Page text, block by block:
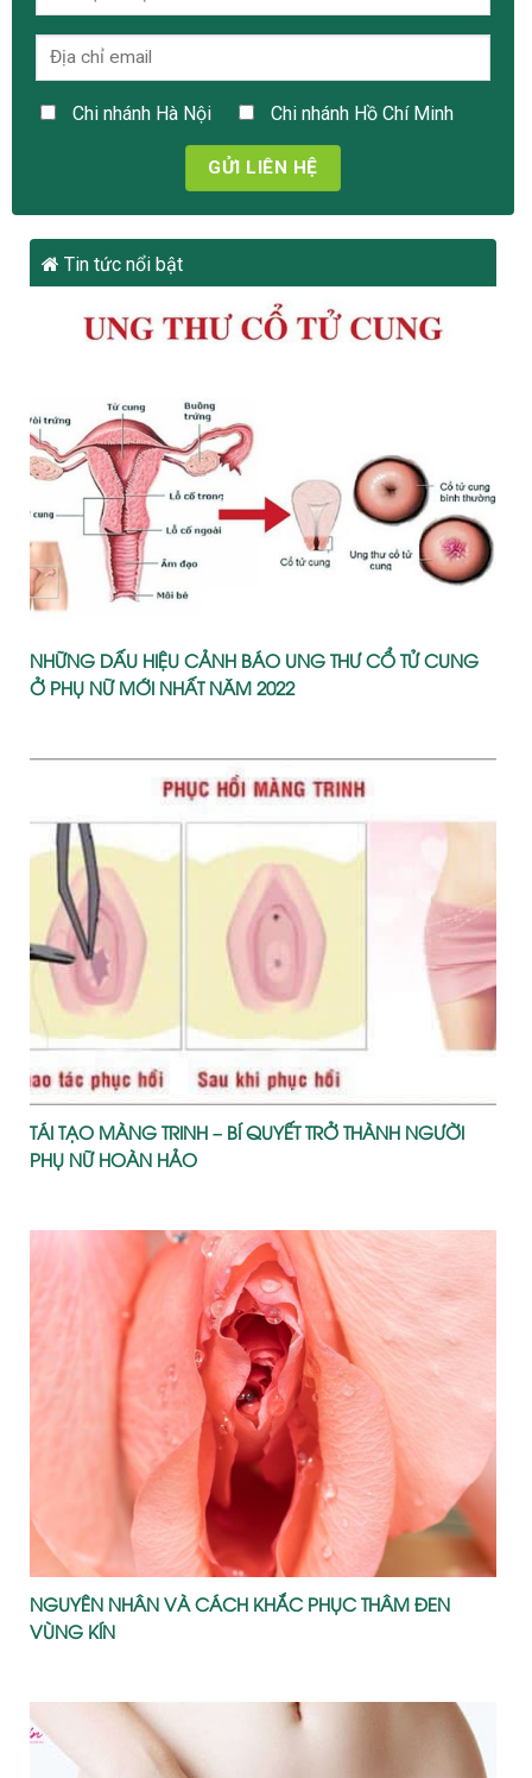
Chi nhánh Hà Nội Chi nhánh Hồ Chí Minh
Tin tức nổi bật
NHỮNG DẤU HIỆU CẢNH BÁO UNG THƯ CỔ TỬ CUNG
Ở PHỤ NỮ MỚI NHẤT NĂM 2022
TÁI TẠO MÀNG TRINH – BÍ QUYẾT TRỞ THÀNH NGƯỜI
PHỤ NỮ HOÀN HẢO
NGUYÊN NHÂN VÀ CÁCH KHẮC PHỤC THÂM ĐEN
VÙNG KÍN